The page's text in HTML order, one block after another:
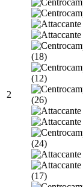
2
(18)
(12)
(26)
(24)
(17)